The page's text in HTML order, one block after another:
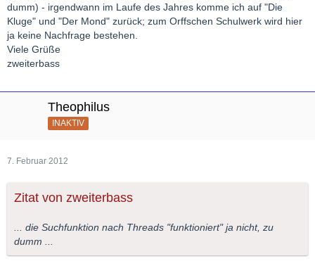
dumm) - irgendwann im Laufe des Jahres komme ich auf "Die
Kluge" und "Der Mond" zurück; zum Orffschen Schulwerk wird hier
ja keine Nachfrage bestehen.
Viele Grüße
zweiterbass
Theophilus
INAKTIV
7. Februar 2012
Zitat von zweiterbass
... die Suchfunktion nach Threads "funktioniert" ja nicht, zu
dumm ...